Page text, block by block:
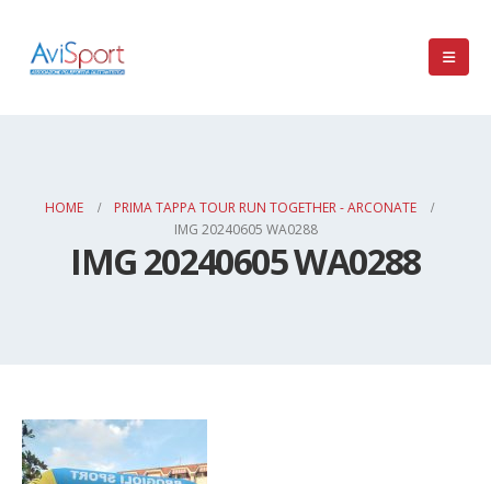
HOME
PRIMA TAPPA TOUR RUN TOGETHER - ARCONATE
IMG 20240605 WA0288
IMG 20240605 WA0288